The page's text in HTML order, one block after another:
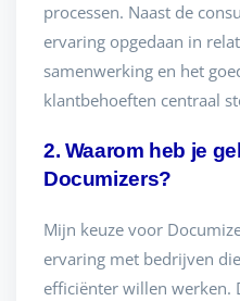
processen. Naast de
ervaring opgedaan in
samenwerking en het
klantbehoeften centraal
2. Waarom heb je
Documizers?
Mijn keuze voor
ervaring met bedrijven
efficiënter willen werken.